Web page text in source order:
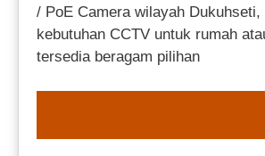
/ PoE Camera wilayah
kebutuhan CCTV untuk rumah
tersedia beragam pilihan